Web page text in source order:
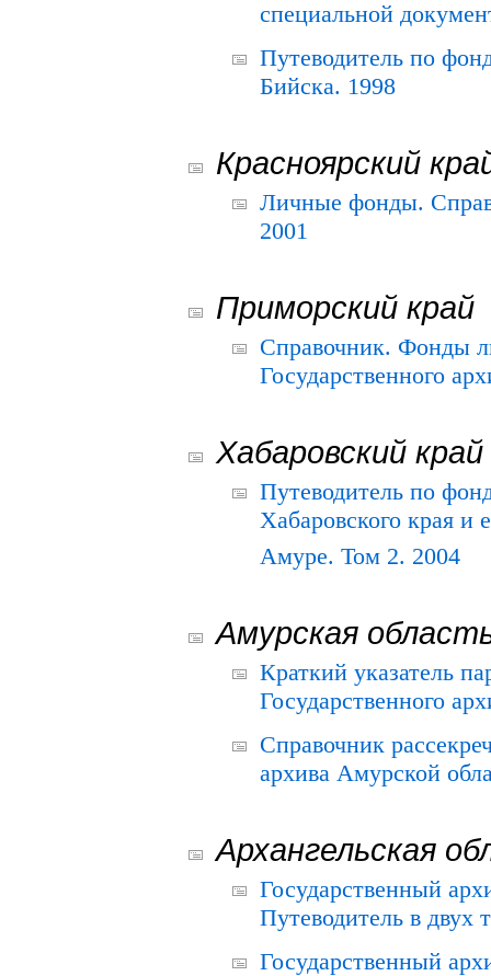
специальной
Путеводитель по
Бийска. 1998
Красноярский
Личные фонды.
2001
Приморский край
Справочник. Фонды
Государственного
Хабаровский край
Путеводитель по
Хабаровского края и
Амуре. Том 2. 2004
Амурская
Краткий указатель
Государственного
Справочник
архива Амурской
Архангельская
Государственный
Путеводитель в двух
Государственный